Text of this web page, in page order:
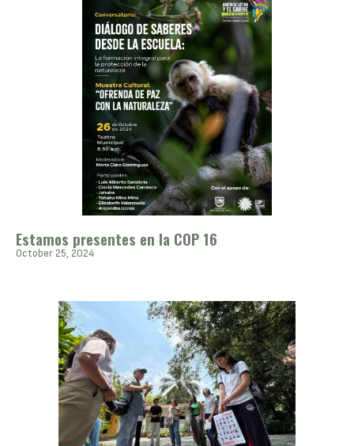
Estamos presentes en la COP 16
October 25, 2024